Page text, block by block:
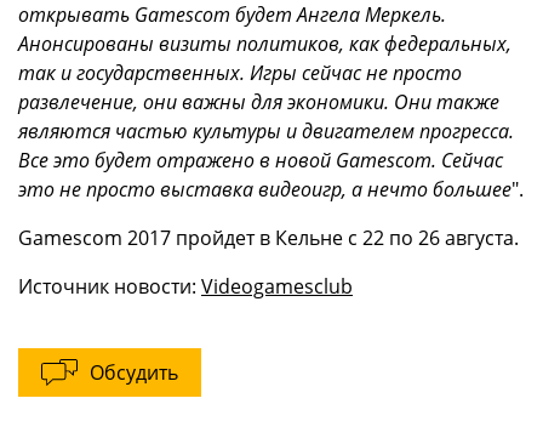
открывать Gamescom будет Ангела Меркель.
Анонсированы визиты политиков, как федеральных,
так и государственных. Игры сейчас не просто
развлечение, они важны для экономики. Они также
являются частью культуры и двигателем прогресса.
Все это будет отражено в новой Gamescom. Сейчас
это не просто выставка видеоигр, а нечто большее".
Gamescom 2017 пройдет в Кельне с 22 по 26 августа.
Источник новости: Videogamesclub
Обсудить